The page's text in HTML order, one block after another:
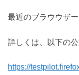
最近のブラウウザ
詳しくは、以下の
https://